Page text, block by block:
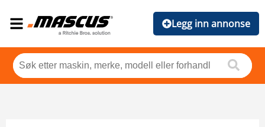
Legg inn annonse